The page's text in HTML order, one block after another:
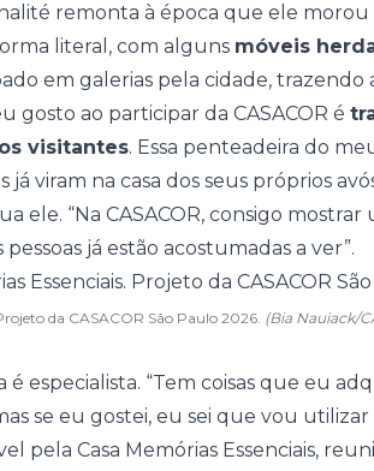
remonta à época que ele
literal, com alguns móveis
em galerias pela cidade, trazendo
gosto ao participar da CASACOR é
visitantes. Essa penteadeira do
viram na casa dos seus próprios
ele. “Na CASACOR, consigo
já estão acostumadas a ver”.
da CASACOR São Paulo 2026. (Bia Nauiack/
é especialista. “Tem coisas que eu
se eu gostei, eu sei que vou
pela Casa Memórias Essenciais,